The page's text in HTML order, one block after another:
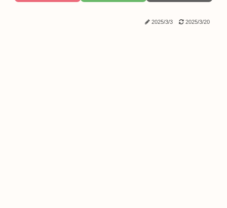
2025/3/3 2025/3/20